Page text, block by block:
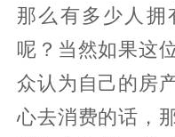
那么有多少人拥
呢？当然如果这
众认为自己的房
心去消费的话，